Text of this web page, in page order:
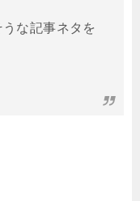
な記事ネタを